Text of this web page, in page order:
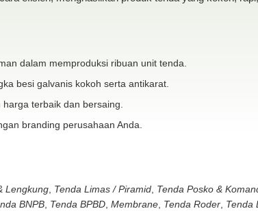
dalam memproduksi ribuan unit tenda.
besi galvanis kokoh serta antikarat.
terbaik dan bersaing.
branding perusahaan Anda.
Lengkung, Tenda Limas / Piramid, Tenda Posko &
BNPB, Tenda BPBD, Membrane, Tenda Roder, Tenda